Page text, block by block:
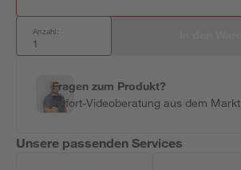
Anzahl:
Fragen zum Produkt?
Sofort-Videoberatung aus dem Markt
Unsere passenden Services